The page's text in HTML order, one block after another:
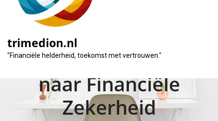
trimedion.nl
"Financiële helderheid, toekomst met vertrouwen."
Professionele
Financieel Adviseur in
Amsterdam: Uw Weg
naar Financiële
Zekerheid